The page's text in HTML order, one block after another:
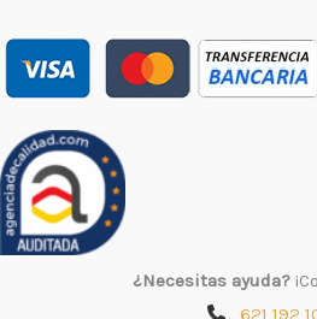
¿Necesitas ayuda?
621 192